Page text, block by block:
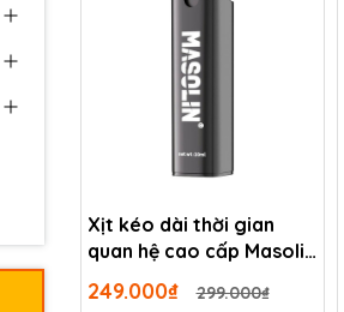
Xịt kéo dài thời gian
quan hệ cao cấp Masolin
10ml
249.000₫ 299.000₫